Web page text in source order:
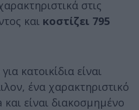
στις
και κοστίζει 795
κατοικίδια είναι
ένα χαρακτηριστικό
είναι διακοσμημένο